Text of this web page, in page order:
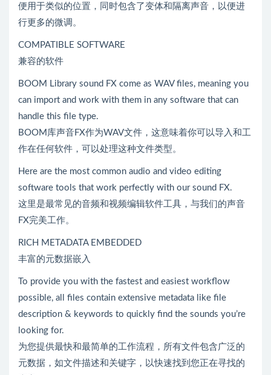
便用于类似的位置，同时包含了变体和隔离声音，以便进
行更多的微调。
COMPATIBLE SOFTWARE
兼容的软件
BOOM Library sound FX come as WAV files, meaning you
can import and work with them in any software that can
handle this file type.
BOOM库声音FX作为WAV文件，这意味着你可以导入和工
作在任何软件，可以处理这种文件类型。
Here are the most common audio and video editing
software tools that work perfectly with our sound FX.
这里是最常见的音频和视频编辑软件工具，与我们的声音
FX完美工作。
RICH METADATA EMBEDDED
丰富的元数据嵌入
To provide you with the fastest and easiest workflow
possible, all files contain extensive metadata like file
description & keywords to quickly find the sounds you’re
looking for.
为您提供最快和最简单的工作流程，所有文件包含广泛的
元数据，如文件描述和关键字，以快速找到您正在寻找的